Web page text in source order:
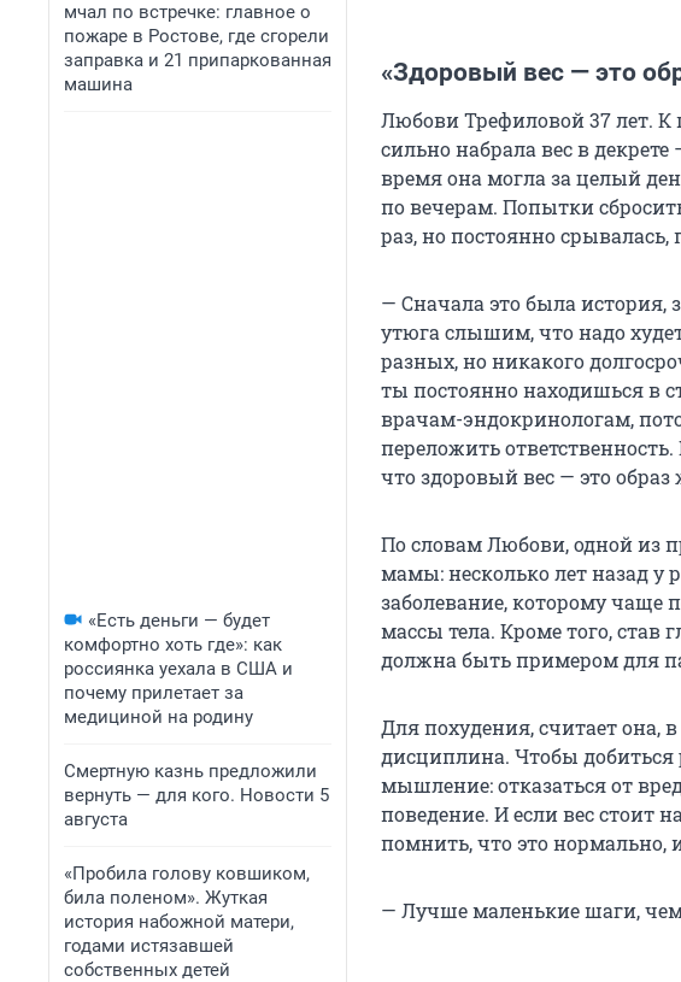
мчал по встречке: главное о
пожаре в Ростове, где сгорели
заправка и 21 припаркованная
машина
«Есть деньги — будет
комфортно хоть где»: как
россиянка уехала в США и
почему прилетает за
медициной на родину
Смертную казнь предложили
вернуть — для кого. Новости 5
августа
«Пробила голову ковшиком,
била поленом». Жуткая
история набожной матери,
годами истязавшей
собственных детей
«Здоровый вес — это
Любови Трефиловой 37 лет. К
сильно набрала вес в
время она могла за целый
по вечерам. Попытки
раз, но постоянно
— Сначала это была история,
утюга слышим, что надо
разных, но никакого
ты постоянно находишься в
врачам-эндокринологам,
переложить
что здоровый вес — это
По словам Любови, одной из
мамы: несколько лет назад у
заболевание, которому
массы тела. Кроме того,
должна быть примером для
Для похудения, считает она,
дисциплина. Чтобы добиться
мышление: отказаться от
поведение. И если вес стоит
помнить, что это нормально,
— Лучше маленькие шаги,